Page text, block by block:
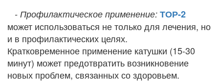
- Профилактическое применение: ТОР-2
может использоваться не только для лечения, но
и в профилактических целях.
Кратковременное применение катушки (15-30
минут) может предотвратить возникновение
новых проблем, связанных со здоровьем.